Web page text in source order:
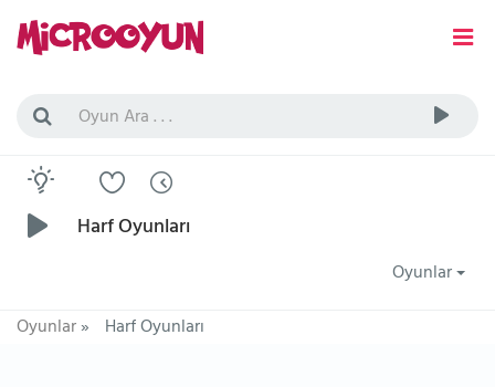
Harf Oyunları
Oyunlar
Oyunlar» Harf Oyunları